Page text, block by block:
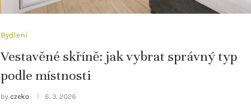
Bydlení
Vestavěné skříně: jak vybrat správný typ
podle místnosti
by czeko 6. 3. 2026